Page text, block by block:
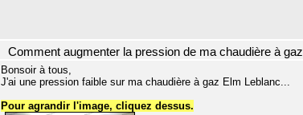
Comment augmenter la pression de ma chaudière à gaz
Bonsoir à tous,
J'ai une pression faible sur ma chaudière à gaz Elm Leblanc...
Pour agrandir l'image, cliquez dessus.